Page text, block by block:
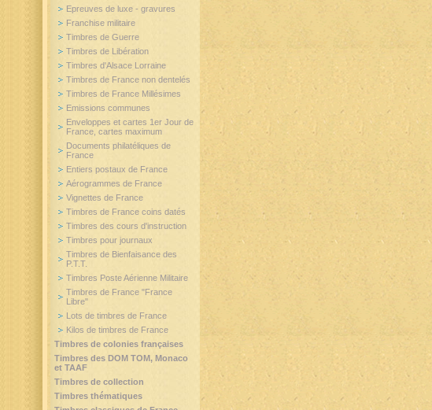
Epreuves de luxe - gravures
Franchise militaire
Timbres de Guerre
Timbres de Libération
Timbres d'Alsace Lorraine
Timbres de France non dentelés
Timbres de France Millésimes
Emissions communes
Enveloppes et cartes 1er Jour de
France, cartes maximum
Documents philatéliques de
France
Entiers postaux de France
Aérogrammes de France
Vignettes de France
Timbres de France coins datés
Timbres des cours d'instruction
Timbres pour journaux
Timbres de Bienfaisance des
P.T.T.
Timbres Poste Aérienne Militaire
Timbres de France "France
Libre"
Lots de timbres de France
Kilos de timbres de France
Timbres de colonies françaises
Timbres des DOM TOM, Monaco
et TAAF
Timbres de collection
Timbres thématiques